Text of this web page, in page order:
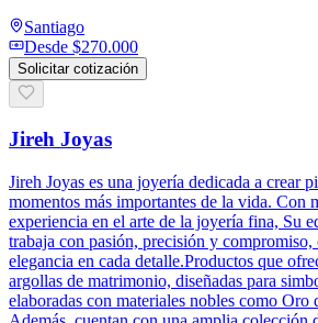
Santiago
Desde $270.000
Solicitar cotización
Jireh Joyas
Jireh Joyas es una joyería dedicada a crear
momentos más importantes de la vida. Con
experiencia en el arte de la joyería fina, Su
trabaja con pasión, precisión y
elegancia en cada detalle.Productos que
argollas de matrimonio, diseñadas para
elaboradas con materiales nobles como Oro